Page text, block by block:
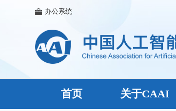
办公系统
首页 关于CAAI